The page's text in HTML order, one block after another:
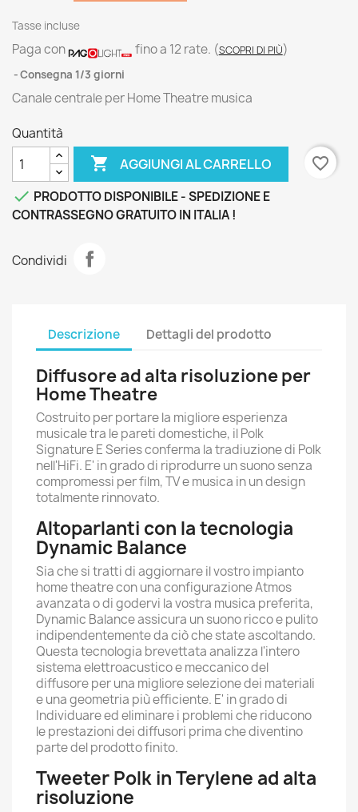
Tasse incluse
Paga con fino a 12 rate. (SCOPRI DI PIÙ)
Consegna 1/3 giorni
Canale centrale per Home Theatre musica
Quantità
 AGGIUNGI AL CARRELLO
favorite_border
 PRODOTTO DISPONIBILE - SPEDIZIONE E
CONTRASSEGNO GRATUITO IN ITALIA !
Condividi
Descrizione Dettagli del prodotto
Diffusore ad alta risoluzione per
Home Theatre
Costruito per portare la migliore esperienza
musicale tra le pareti domestiche, il Polk
Signature E Series conferma la tradiuzione di Polk
nell'HiFi. E' in grado di riprodurre un suono senza
compromessi per film, TV e musica in un design
totalmente rinnovato.
Altoparlanti con la tecnologia
Dynamic Balance
Sia che si tratti di aggiornare il vostro impianto
home theatre con una configurazione Atmos
avanzata o di godervi la vostra musica preferita,
Dynamic Balance assicura un suono ricco e pulito
indipendentemente da ciò che state ascoltando.
Questa tecnologia brevettata analizza l'intero
sistema elettroacustico e meccanico del
diffusore per una migliore selezione dei materiali
e una geometria più efficiente. E' in grado di
Individuare ed eliminare i problemi che riducono
le prestazioni dei diffusori prima che diventino
parte del prodotto finito.
Tweeter Polk in Terylene ad alta
risoluzione